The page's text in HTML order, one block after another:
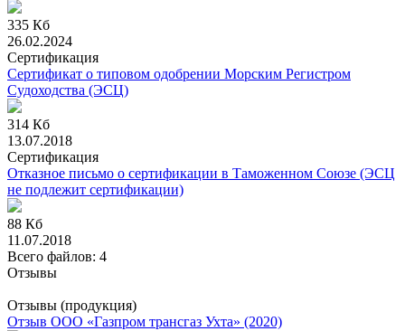
335 Кб
26.02.2024
Сертификация
Сертификат о типовом одобрении Морским Регистром
Судоходства (ЭСЦ)
314 Кб
13.07.2018
Сертификация
Отказное письмо о сертификации в Таможенном Союзе (ЭСЦ
не подлежит сертификации)
88 Кб
11.07.2018
Всего файлов: 4
Отзывы
Отзывы (продукция)
Отзыв ООО «Газпром трансгаз Ухта» (2020)